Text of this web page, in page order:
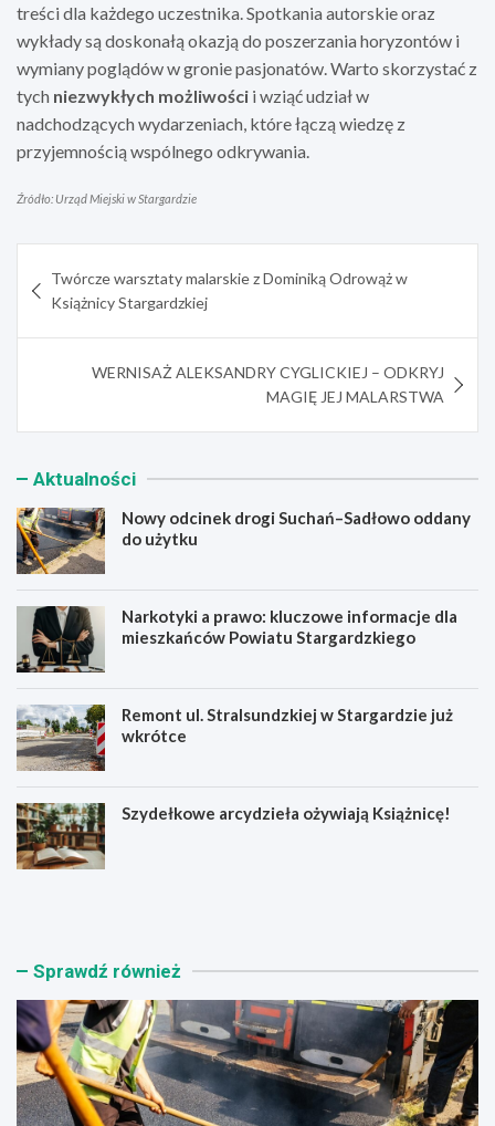
treści dla każdego uczestnika. Spotkania autorskie oraz
wykłady są doskonałą okazją do poszerzania horyzontów i
wymiany poglądów w gronie pasjonatów. Warto skorzystać z
tych niezwykłych możliwości i wziąć udział w
nadchodzących wydarzeniach, które łączą wiedzę z
przyjemnością wspólnego odkrywania.
Źródło: Urząd Miejski w Stargardzie
wpisu
Twórcze warsztaty malarskie z Dominiką Odrowąż w
Książnicy Stargardzkiej
WERNISAŻ ALEKSANDRY CYGLICKIEJ – ODKRYJ
MAGIĘ JEJ MALARSTWA
Aktualności
Nowy odcinek drogi Suchań–Sadłowo oddany
do użytku
Narkotyki a prawo: kluczowe informacje dla
mieszkańców Powiatu Stargardzkiego
Remont ul. Stralsundzkiej w Stargardzie już
wkrótce
Szydełkowe arcydzieła ożywiają Książnicę!
N
d
i
n
e
k
d
r
N
t
k
i
a
p
r
a
Sprawdź również